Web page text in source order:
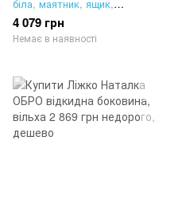
біла, маятник, ящик,
відкидний бік)
4 079 грн
Немає в наявності